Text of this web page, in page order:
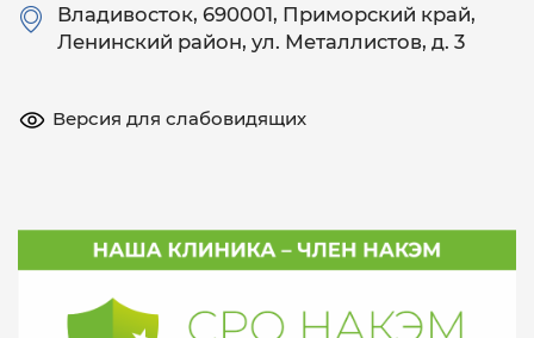
Владивосток, 690001, Приморский край,
Ленинский район, ул. Металлистов, д. 3
Версия для слабовидящих